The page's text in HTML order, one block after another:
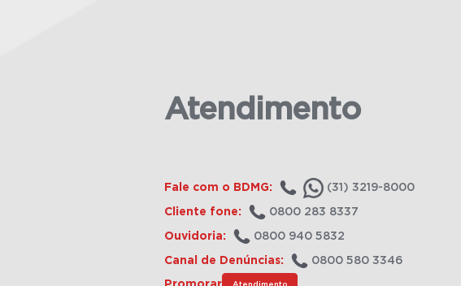
Atendimento
Fale com o BDMG: (31) 3219-8000
Cliente fone: 0800 283 8337
Ouvidoria: 0800 940 5832
Canal de Denúncias: 0800 580 3346
Atendimento